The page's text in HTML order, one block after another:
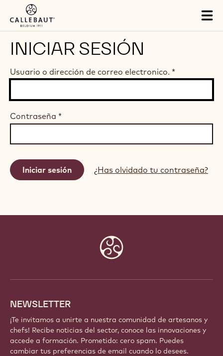
Skip to main content
INICIAR SESIÓN
Usuario o dirección de correo electronico. *
Contraseña *
¿Has olvidado tu contraseña?
NEWSLETTER
¡Te invitamos a unirte a nuestra comunidad de artesanos y
chefs! Recibe noticias del sector, conoce las innovaciones y
accede a formación. Prometido: cero spam. Puedes
cambiar tus preferencias de email cuando lo desees.